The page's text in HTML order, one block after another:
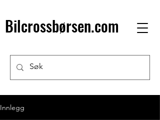
Bilcrossbørsen.com
Innlegg